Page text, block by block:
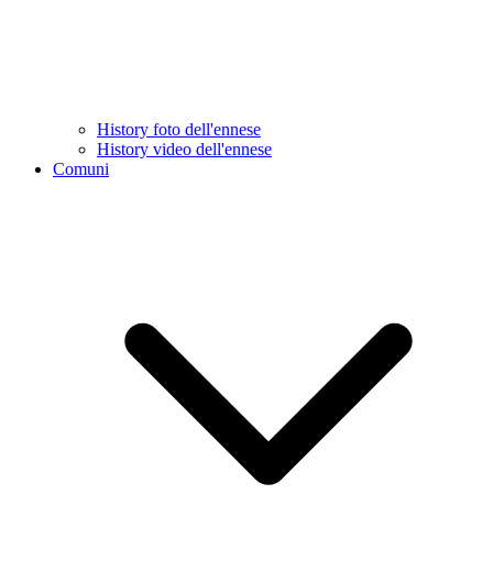
History foto dell'ennese
History video dell'ennese
Comuni